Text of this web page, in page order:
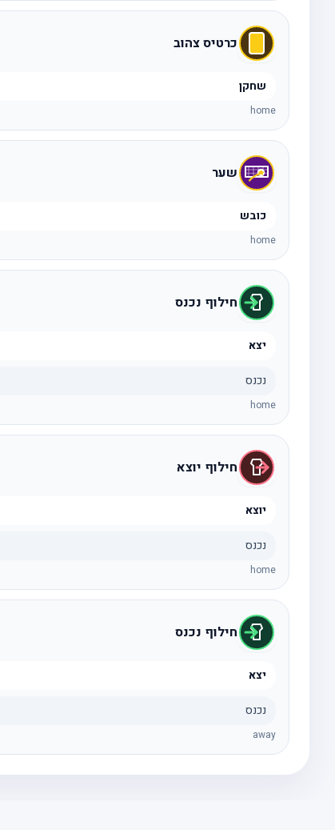
כרטיס צהוב
שחקן
home
שער
כובש
home
חילוף נכנס
יצא
נכנס
home
חילוף יוצא
יוצא
נכנס
home
חילוף נכנס
יצא
נכנס
away